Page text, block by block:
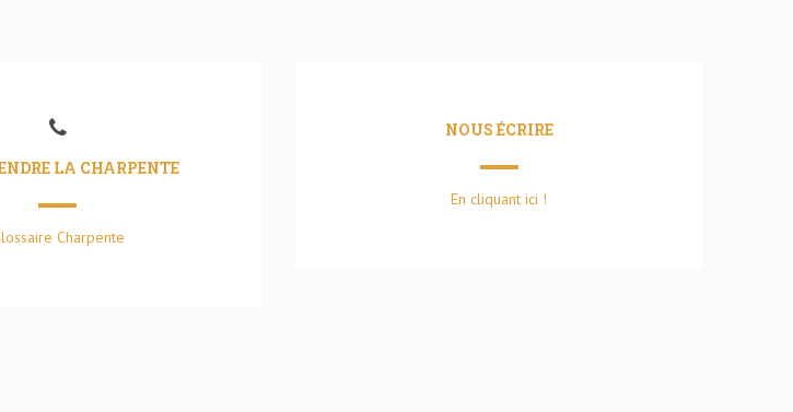
LA CHARPENTE
Charpente
NOUS ÉCRIRE
En cliquant ici !